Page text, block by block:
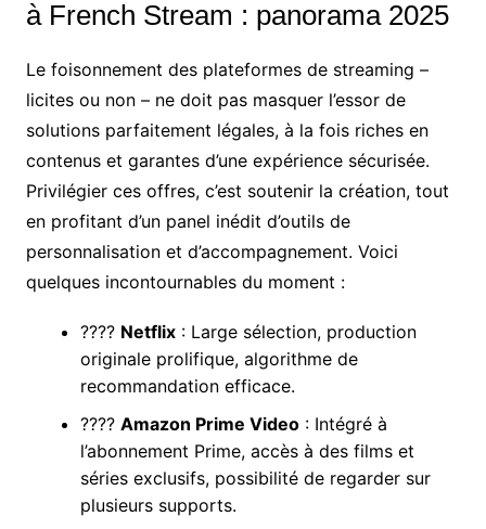
à French Stream : panorama 2025
Le foisonnement des plateformes de streaming –
licites ou non – ne doit pas masquer l’essor de
solutions parfaitement légales, à la fois riches en
contenus et garantes d’une expérience sécurisée.
Privilégier ces offres, c’est soutenir la création, tout
en profitant d’un panel inédit d’outils de
personnalisation et d’accompagnement. Voici
quelques incontournables du moment :
???? Netflix: Large sélection, production
originale prolifique, algorithme de
recommandation efficace.
???? Amazon Prime Video: Intégré à
l’abonnement Prime, accès à des films et
séries exclusifs, possibilité de regarder sur
plusieurs supports.